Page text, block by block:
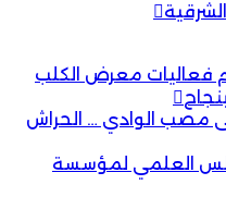
فعاليات معرض الكلب
مصب الوادي … الحراش
العلمي لمؤسسة